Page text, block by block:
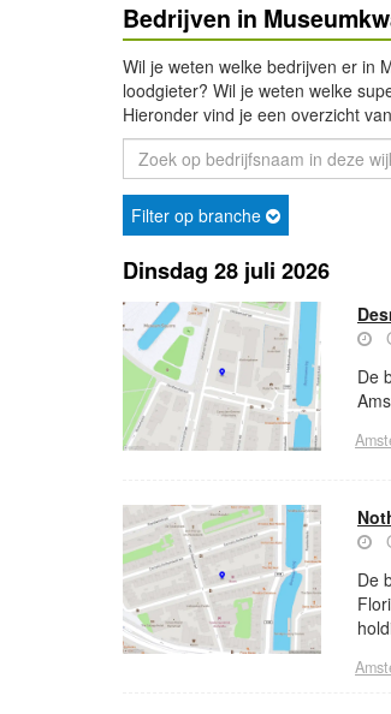
Bedrijven in
Wil je weten welke bedrijven er in
loodgieter? Wil je weten welke
Hieronder vind je een overzicht
Filter op branche
Dinsdag 28 juli 2026
De
De